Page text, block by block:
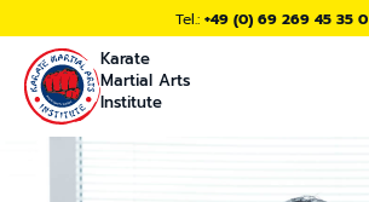
Tel.: +49 (0) 69 269 45 35 0
Karate
Martial Arts
Institute